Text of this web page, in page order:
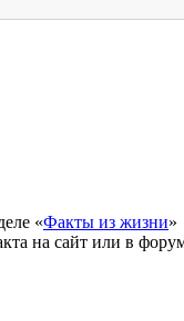
«Факты из жизни»
на сайт или в